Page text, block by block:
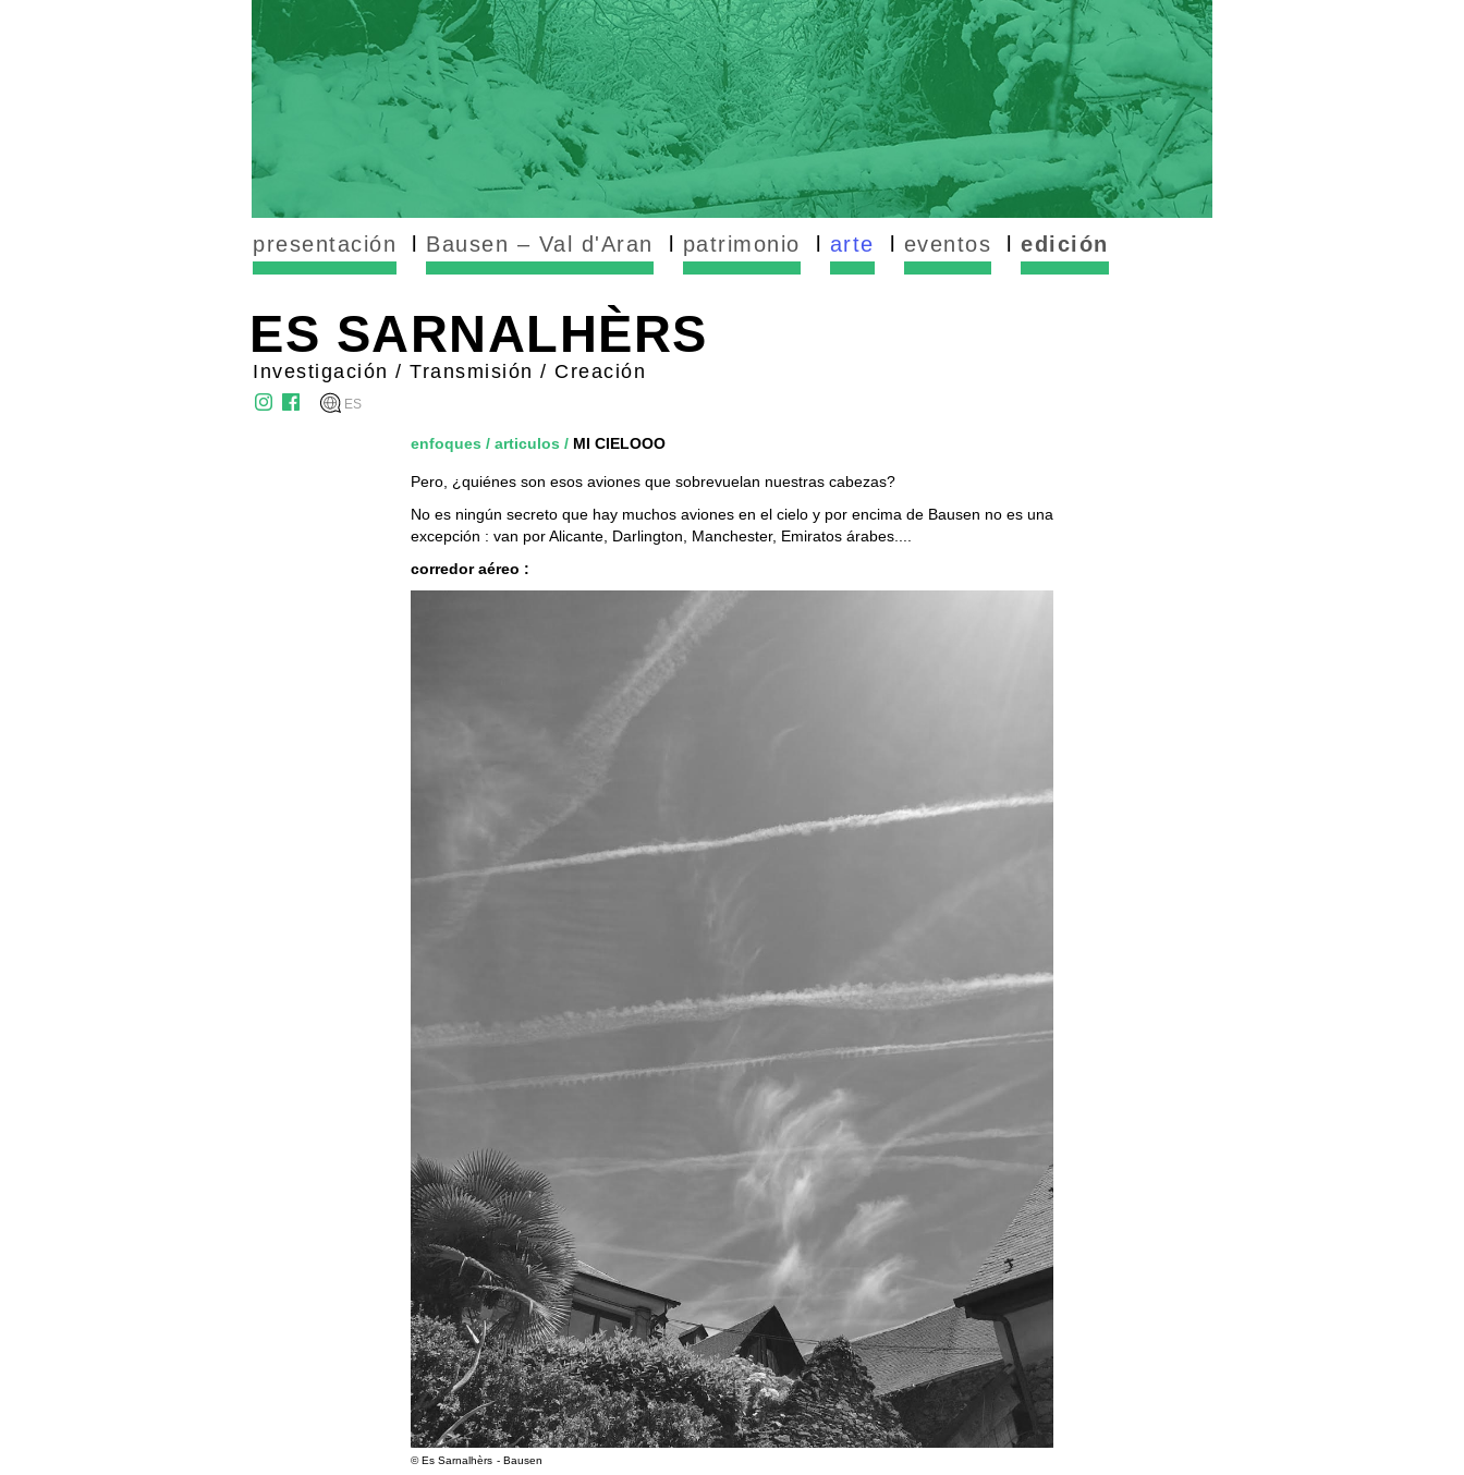
presentación Bausen – Val d'Aran patrimonio arte eventos edición
ES SARNALHÈRS
Investigación / Transmisión / Creación
ES
enfoques / articulos / MI CIELOOO
Pero, ¿quiénes son esos aviones que sobrevuelan nuestras cabezas?
No es ningún secreto que hay muchos aviones en el cielo y por encima de Bausen no es una
excepción : van por Alicante, Darlington, Manchester, Emiratos árabes....
corredor aéreo :
© Es Sarnalhèrs - Bausen